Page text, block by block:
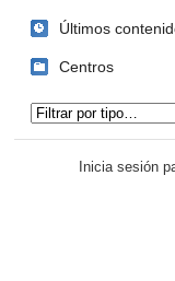
Últimos
Centros
Inicia sesión